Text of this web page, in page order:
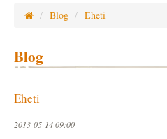
Blog
Eheti
Blog
Eheti
2013-05-14 09:00